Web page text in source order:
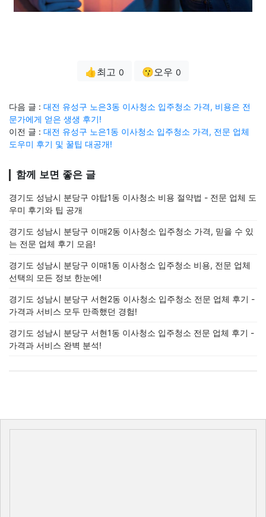
👍최고 0 😗오우 0
다음 글 : 대전 유성구 노은3동 이사청소 입주청소 가격, 비용은 전
문가에게 얻은 생생 후기!
이전 글 : 대전 유성구 노은1동 이사청소 입주청소 가격, 전문 업체
도우미 후기 및 꿀팁 대공개!
함께 보면 좋은 글
경기도 성남시 분당구 야탑1동 이사청소 비용 절약법 - 전문 업체 도
우미 후기와 팁 공개
경기도 성남시 분당구 이매2동 이사청소 입주청소 가격, 믿을 수 있
는 전문 업체 후기 모음!
경기도 성남시 분당구 이매1동 이사청소 입주청소 비용, 전문 업체
선택의 모든 정보 한눈에!
경기도 성남시 분당구 서현2동 이사청소 입주청소 전문 업체 후기 -
가격과 서비스 모두 만족했던 경험!
경기도 성남시 분당구 서현1동 이사청소 입주청소 전문 업체 후기 -
가격과 서비스 완벽 분석!